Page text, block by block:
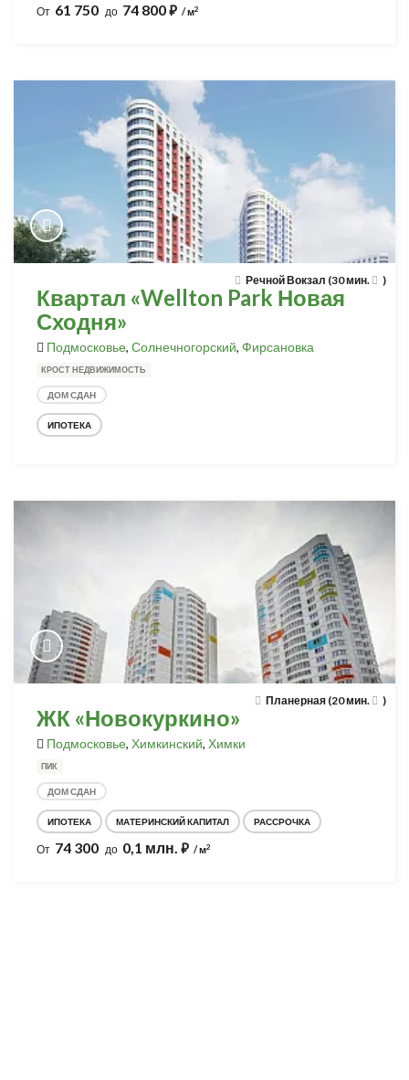
От 61 750 до 74 800⃏ / м2
Речной Вокзал (30 мин. )
Квартал «Wellton Park Новая
Сходня»
Подмосковье, Солнечногорский, Фирсановка
КРОСТ НЕДВИЖИМОСТЬ
ДОМ СДАН
ИПОТЕКА
Планерная (20 мин. )
ЖК «Новокуркино»
Подмосковье, Химкинский, Химки
ПИК
ДОМ СДАН
ИПОТЕКА МАТЕРИНСКИЙ КАПИТАЛ РАССРОЧКА
От 74 300 до 0,1 млн. ⃏ / м2